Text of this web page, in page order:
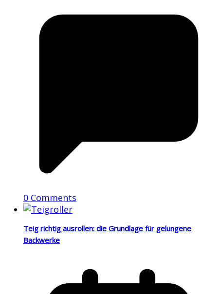
0 Comments
Teig richtig ausrollen: die Grundlage für gelungene
Backwerke